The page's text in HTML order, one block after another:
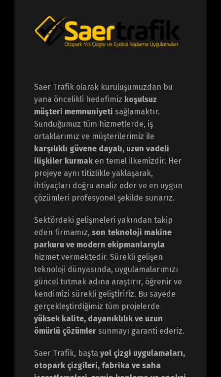
Saer Trafik olarak kuruluşumuzdan bu
yana öncelikli hedefimiz koşulsuz
müşteri memnuniyeti sağlamaktır.
Sunduğumuz tüm hizmetlerde, iş
ortaklarımız ve müşterilerimiz ile
karşılıklı güvene dayalı, uzun vadeli
ilişkiler kurmaken temel ilkemizdir. Her
projeye aynı titizlikle yaklaşarak,
ihtiyaçları doğru analiz eder ve en uygun
çözümleri profesyonel şekilde sunarız.
Sektördeki gelişmeleri yakından takip
eden firmamız, son teknoloji makine
parkuru ve modern ekipmanlarıyla
hizmet vermektedir. Sürekli gelişen
teknoloji dünyasında, uygulamalarımızı
güncel tutmak adına araştırır, öğrenir ve
kendimizi sürekli geliştiririz. Bu sayede
gerçekleştirdiğimiz tüm projelerde
yüksek kalite, dayanıklılık ve uzun
ömürlü çözümlersunmayı garanti ederiz.
Saer Trafik, başta yol çizgi uygulamaları,
otopark çizgileri, fabrika ve saha